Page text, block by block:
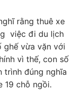
rằng thuê xe
việc đi du lịch
ghế vừa vặn với
vì thế, con số
trình đúng nghĩa
19 chỗ ngồi.